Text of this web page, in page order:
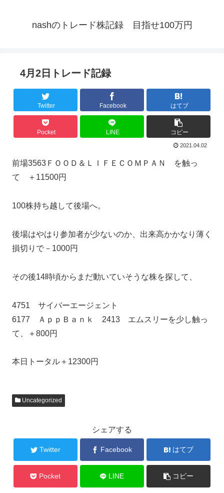
nashのトレード株記録 目指せ100万円
4月2日トレード記録
Twitter Facebook はてブ
Pocket LINE コピー
2021.04.02
前場3563ＦＯＯＤ＆ＬＩＦＥＣＯＭＰＡＮ を触っ
て ＋11500円
100株持ち越して後場へ。
後場はやはり参加者が少ないのか、出来高かかなり薄く
損切りで－1000円
その後14時頃からまだ動いていそうな株を探して、
4751 サイバーエージェント
6177 ＡｐｐＢａｎｋ 2413 エムスリーを少し触っ
て、＋800円
本日トータル＋12300円
Uncategorized
シェアする
Twitter Facebook はてブ
Pocket LINE コピー